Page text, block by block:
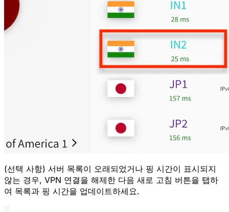
(선택 사항) 서버 목록이 오래되었거나 핑 시간이 표시되지
않는 경우, VPN 연결을 해제한 다음 새로 고침 버튼을 탭하
여 목록과 핑 시간을 업데이트하세요.